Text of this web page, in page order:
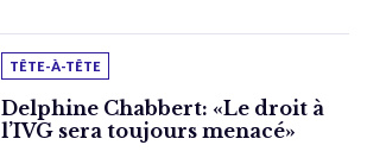
TÊTE-À-TÊTE
Delphine Chabbert: «Le droit à
l’IVG sera toujours menacé»